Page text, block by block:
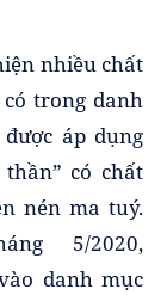
nhiều chất
trong danh
áp dụng
có chất
nén ma tuý.
5/2020,
danh mục